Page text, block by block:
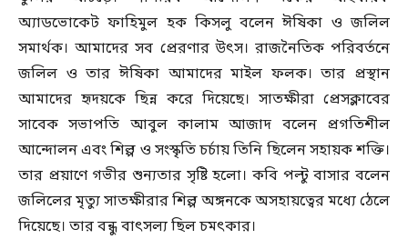
অ্যাডভোকেট ফাহিমুল হক কিসলু বলেন ঈষিকা ও জলিল
সমার্থক। আমাদের সব প্রেরণার উৎস। রাজনৈতিক পরিবর্তনে
জলিল ও তার ঈষিকা আমাদের মাইল ফলক। তার প্রস্থান
আমাদের হৃদয়কে ছিন্ন করে দিয়েছে। সাতক্ষীরা প্রেসক্লাবের
সাবেক সভাপতি আবুল কালাম আজাদ বলেন প্রগতিশীল
আন্দোলন এবং শিল্প ও সংস্কৃতি চর্চায় তিনি ছিলেন সহায়ক শক্তি।
তার প্রয়াণে গভীর শুন্যতার সৃষ্টি হলো। কবি পল্টু বাসার বলেন
জলিলের মৃত্যু সাতক্ষীরার শিল্প অঙ্গনকে অসহায়ত্বের মধ্যে ঠেলে
দিয়েছে। তার বন্ধু বাৎসল্য ছিল চমৎকার।